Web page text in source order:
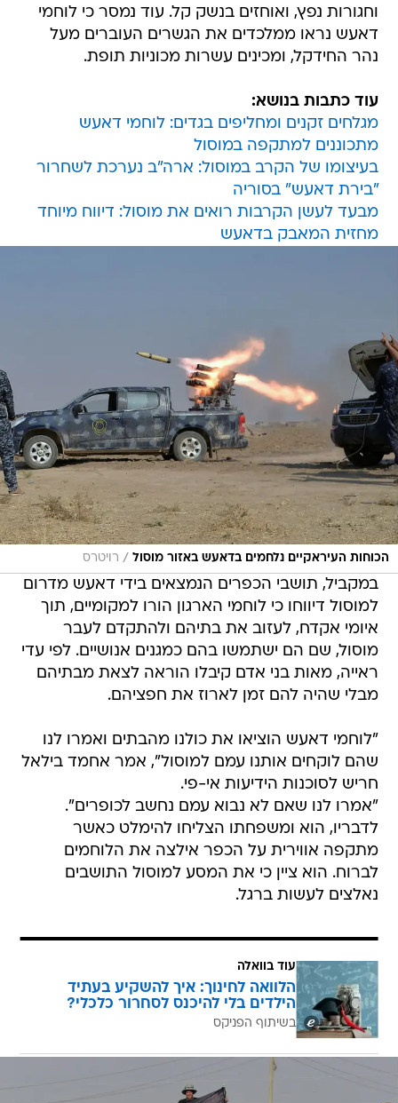
וחגורות נפץ, ואוחזים בנשק קל. עוד נמסר כי לוחמי
דאעש נראו ממלכדים את הגשרים העוברים מעל
נהר החידקל, ומכינים עשרות מכוניות תופת.
עוד כתבות בנושא:
מגלחים זקנים ומחליפים בגדים: לוחמי דאעש
מתכוננים למתקפה במוסול
בעיצומו של הקרב במוסול: ארה"ב נערכת לשחרור
"בירת דאעש" בסוריה
מבעד לעשן הקרבות רואים את מוסול: דיווח מיוחד
מחזית המאבק בדאעש
הכוחות העיראקיים נלחמים בדאעש באזור מוסול / רויטרס
במקביל, תושבי הכפרים הנמצאים בידי דאעש מדרום
למוסול דיווחו כי לוחמי הארגון הורו למקומיים, תוך
איומי אקדח, לעזוב את בתיהם ולהתקדם לעבר
מוסול, שם הם ישתמשו בהם כמגנים אנושיים. לפי עדי
ראייה, מאות בני אדם קיבלו הוראה לצאת מבתיהם
מבלי שהיה להם זמן לארוז את חפציהם.
"לוחמי דאעש הוציאו את כולנו מהבתים ואמרו לנו
שהם לוקחים אותנו עמם למוסול", אמר אחמד בילאל
חריש לסוכנות הידיעות אי-פי.
"אמרו לנו שאם לא נבוא עמם נחשב לכופרים".
לדבריו, הוא ומשפחתו הצליחו להימלט כאשר
מתקפה אווירית על הכפר אילצה את הלוחמים
לברוח. הוא ציין כי את המסע למוסול התושבים
נאלצים לעשות ברגל.
עוד בוואלה
הלוואה לחינוך: איך להשקיע בעתיד
הילדים בלי להיכנס לסחרור כלכלי?
בשיתוף הפניקס